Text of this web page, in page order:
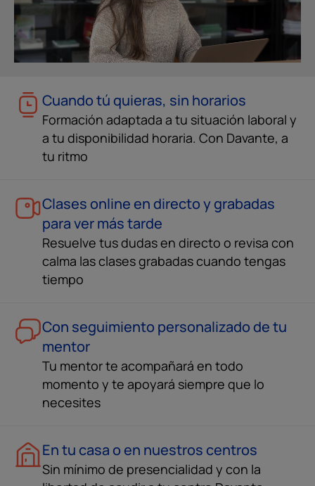
Cuando tú quieras, sin horarios
Formación adaptada a tu situación laboral y
a tu disponibilidad horaria. Con Davante, a
tu ritmo
Clases online en directo y grabadas
para ver más tarde
Resuelve tus dudas en directo o revisa con
calma las clases grabadas cuando tengas
tiempo
Con seguimiento personalizado de tu
mentor
Tu mentor te acompañará en todo
momento y te apoyará siempre que lo
necesites
En tu casa o en nuestros centros
Sin mínimo de presencialidad y con la